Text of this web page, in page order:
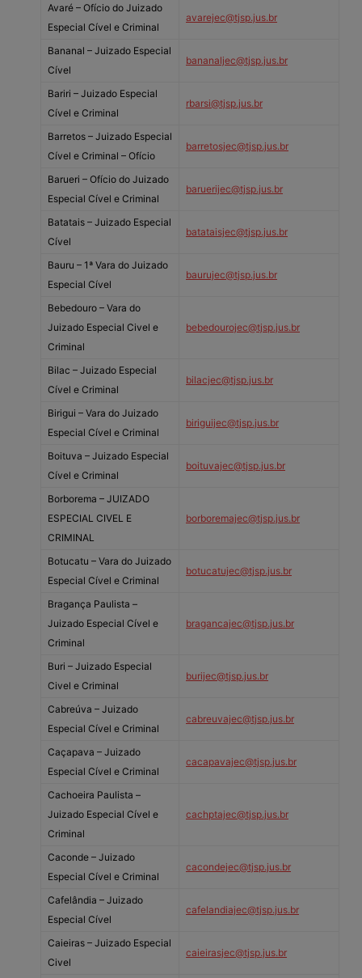
Avaré – Ofício do Juizado
Especial Cível e Criminal
avarejec@tjsp.jus.br
Bananal – Juizado Especial
Cível
bananaljec@tjsp.jus.br
Bariri – Juizado Especial
Cível e Criminal
rbarsi@tjsp.jus.br
Barretos – Juizado Especial
Cível e Criminal – Ofício
barretosjec@tjsp.jus.br
Barueri – Ofício do Juizado
Especial Cível e Criminal
baruerijec@tjsp.jus.br
Batatais – Juizado Especial
Cível
batataisjec@tjsp.jus.br
Bauru – 1ª Vara do Juizado
Especial Cível
baurujec@tjsp.jus.br
Bebedouro – Vara do
Juizado Especial Civel e
Criminal
bebedourojec@tjsp.jus.br
Bilac – Juizado Especial
Cível e Criminal
bilacjec@tjsp.jus.br
Birigui – Vara do Juizado
Especial Cível e Criminal
biriguijec@tjsp.jus.br
Boituva – Juizado Especial
Cível e Criminal
boituvajec@tjsp.jus.br
Borborema – JUIZADO
ESPECIAL CIVEL E
CRIMINAL
borboremajec@tjsp.jus.br
Botucatu – Vara do Juizado
Especial Cível e Criminal
botucatujec@tjsp.jus.br
Bragança Paulista –
Juizado Especial Cível e
Criminal
bragancajec@tjsp.jus.br
Buri – Juizado Especial
Civel e Criminal
burijec@tjsp.jus.br
Cabreúva – Juizado
Especial Cível e Criminal
cabreuvajec@tjsp.jus.br
Caçapava – Juizado
Especial Cível e Criminal
cacapavajec@tjsp.jus.br
Cachoeira Paulista –
Juizado Especial Cível e
Criminal
cachptajec@tjsp.jus.br
Caconde – Juizado
Especial Cível e Criminal
cacondejec@tjsp.jus.br
Cafelândia – Juizado
Especial Cível
cafelandiajec@tjsp.jus.br
Caieiras – Juizado Especial
Civel
caieirasjec@tjsp.jus.br